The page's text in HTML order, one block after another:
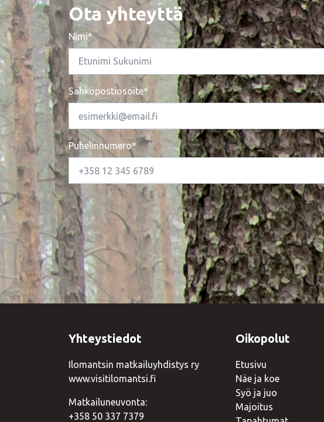
Ota yhteyttä
Nimi*
Sähköpostiosoite*
Puhelinnumero*
Yhteystiedot
Ilomantsin matkailuyhdistys ry
www.visitilomantsi.fi
Matkailuneuvonta:
+358 50 337 7379
Oikopolut
Etusivu
Näe ja koe
Syö ja juo
Majoitus